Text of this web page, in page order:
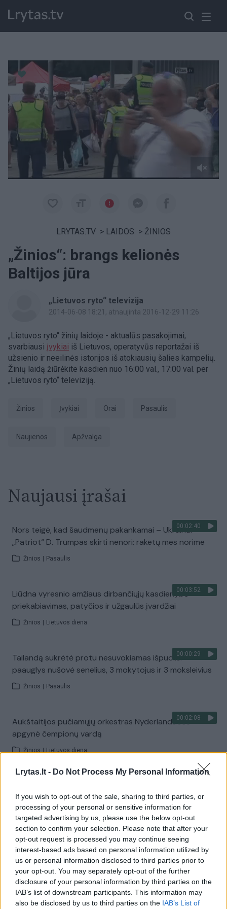
Lrytas.lt - Do Not Process My Personal Information
If you wish to opt-out of the sale, sharing to third parties, or
processing of your personal or sensitive information for
targeted advertising by us, please use the below opt-out
section to confirm your selection. Please note that after your
opt-out request is processed you may continue seeing
interest-based ads based on personal information utilized by
us or personal information disclosed to third parties prior to
your opt-out. You may separately opt-out of the further
disclosure of your personal information by third parties on the
IAB’s list of downstream participants. This information may
also be disclosed by us to third parties on the IAB’s List of
Paremkite Ukrainą
LRYTAS.TV > LAIDOS > ŽINIOS
„Žinios“: brangs kelionės
Baltijos jūra
„Lietuvos ryto“ televizija
2014-06-08 18:21 , atnaujinta 2016-12-29 11:26
„Lietuvos ryto“ žinių laidoje - aktualūs pasakojimai,
svarbiausi įvykiai iš Lietuvos, operatyvūs reportažai iš
užsienio ir neeilinės istorijos iš atokiausių šalies kampelių.
Žinių laidą žiūrėkite kasdien nuo 16:00 val., 17:00 val. per
„Lietuvos ryto“ televiziją.
Žinios Įvykiai Orai pasaulis
Naujienos Apžvalga
Naujausi įrašai
00:02:40
Nors teigė, kad šaudmenų pakankamai – Ukrainai
„Patriot“ D. Trumpas skirti nenori: raketų mes norime
Žinios Pasaulis
00:03:52
Liūdna vyresnio amžiaus dirbančiųjų kasdienybė –
priekabiavimas, patyčios ir užgaulūs įvardžiai
Žinios Lietuvos diena
00:00:29
Tailandą sukrėtė protu nesuvokiamas išpuolis:
paauglys nušovė senelius, 3 mokytojus ir 3 moksleivius
Žinios Pasaulis
00:02:08
Aukštaitijos pučiamųjų orkestras Nyderlanduose
apgynė čempionų vardą
Žinios | Lietuvos diena
Žiūrimiausi įrašai
00:00:30
Vaizdai iš tragiškos avarijos Vilniaus r.: dviejų moterų ir
vaiko gyvybių išgelbėti nepavyko